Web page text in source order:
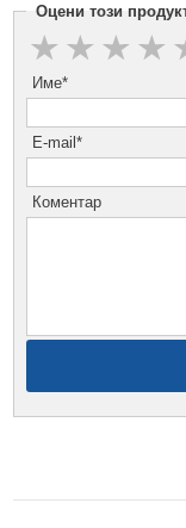
Оцени този
Име*
E-mail*
Коментар